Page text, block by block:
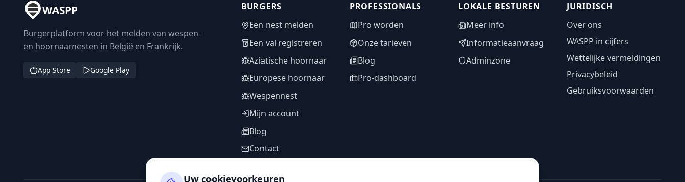
WASPP
Burgerplatform voor het melden van wespen-
en hoornaarnesten in België en Frankrijk.
App Store Google Play
BURGERS
Een nest melden
Een val registreren
Aziatische hoornaar
Europese hoornaar
Wespennest
Mijn account
Blog
Contact
PROFESSIONALS
Pro worden
Onze tarieven
Blog
Pro-dashboard
LOKALE BESTUREN
Meer info
Informatieaanvraag
Adminzone
JURIDISCH
Over ons
WASPP in cijfers
Wettelijke vermeldingen
Privacybeleid
Gebruiksvoorwaarden
Uw cookievoorkeuren